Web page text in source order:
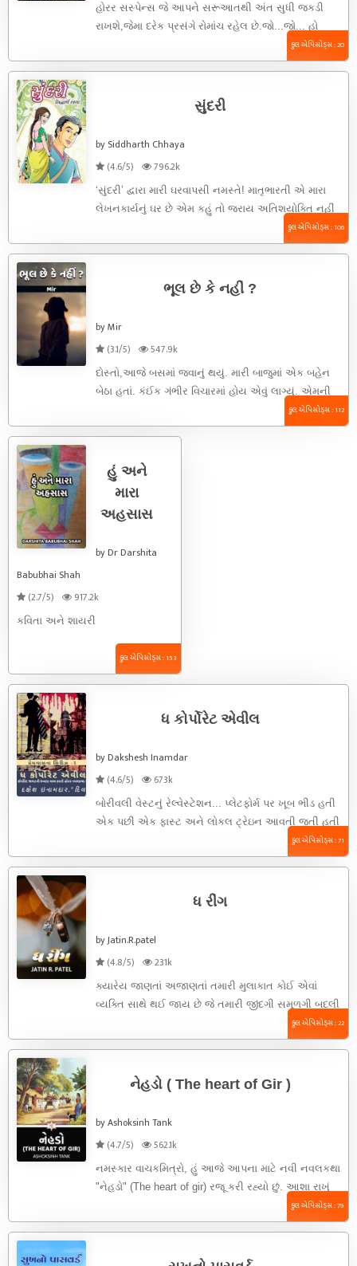
હોરર સસ્પેન્સ જે આપને સરૂઆતથી અંત સુધી જકડી
રાખશે,જેમા દરેક પ્રસંગે રોમાંચ રહેલ છે.જો...જો... હો
કુલ એપિસોડ્સ : 20
સુંદરી
by Siddharth Chhaya
(4.6/5)
796.2k
‘સુંદરી’ દ્વારા મારી ઘરવાપસી નમસ્તે! માતૃભારતી એ મારા
લેખનકાર્યનું ઘર છે એમ કહું તો જરાય અતિશયોક્તિ નહીં
કુલ એપિસોડ્સ : 106
ભૂલ છે કે નહીં ?
by Mir
(3.1/5)
547.9k
દોસ્તો,આજે બસમાં જવાનું થયું. મારી બાજુમાં એક બહેન
બેઠા હતાં. કંઈક ગંભીર વિચારમાં હોય એવું લાગ્યું. એમની
કુલ એપિસોડ્સ : 112
હું અને
મારા
અહસાસ
by Dr Darshita
Babubhai Shah
(2.7/5)
917.2k
કવિતા અને શાયરી
કુલ એપિસોડ્સ : 153
ધ કોર્પોરેટ એવીલ
by Dakshesh Inamdar
(4.6/5)
673k
બોરીવલી વેસ્ટનું રેલ્વેસ્ટેશન... પ્લેટફોર્મ પર ખૂબ ભીડ હતી
એક પછી એક ફાસ્ટ અને લોકલ ટ્રેઇન આવતી જતી હતી
કુલ એપિસોડ્સ : 71
ધ રીંગ
by Jatin.R.patel
(4.8/5)
231k
ક્યારેય જાણતાં અજાણતાં તમારી મુલાકાત કોઈ એવાં
વ્યક્તિ સાથે થઈ જાય છે જે તમારી જીંદગી સમૂળગી બદલી
કુલ એપિસોડ્સ : 22
નેહડો ( The heart of Gir )
by Ashoksinh Tank
(4.7/5)
562.1k
નમસ્કાર વાચકમિત્રો, હું આજે આપના માટે નવી નવલકથા
"નેહડો" (The heart of gir) રજૂ કરી રહ્યો છું. આશા રાખું
કુલ એપિસોડ્સ : 79